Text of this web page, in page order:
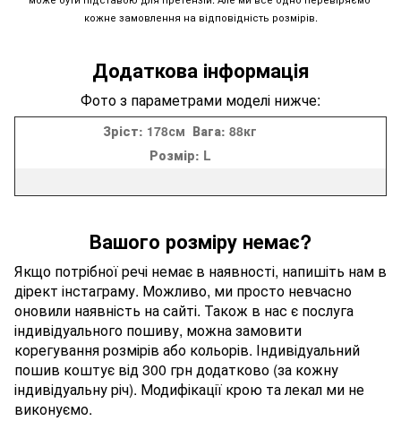
кожне замовлення на відповідність розмірів.
Додаткова інформація
Фото з параметрами моделі нижче:
Зріст: 178см Вага: 88кг
Розмір: L
Вашого розміру немає?
Якщо потрібної речі немає в наявності, напишіть нам в
дірект інстаграму. Можливо, ми просто невчасно
оновили наявність на сайті. Також в нас є послуга
індивідуального пошиву, можна замовити
корегування розмірів або кольорів. Індивідуальний
пошив коштує від 300 грн додатково (за кожну
індивідуальну річ). Модифікації крою та лекал ми не
виконуємо.